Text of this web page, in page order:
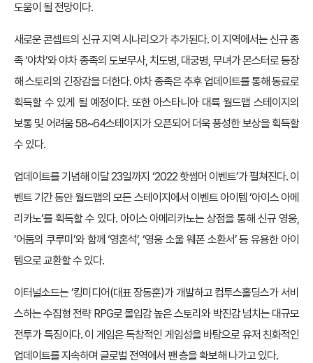
도움이 될 전망이다.
새로운 콘셉트의 신규 지역 시나리오가 추가된다. 이 지역에서는 신규 종
족 ‘야차’와 야차 종족의 도보무사, 치도병, 대궁병, 무녀가 몬스터로 등장
해 스토리의 긴장감을 더한다. 야차 종족은 추후 업데이트를 통해 동료로
획득할 수 있게 될 예정이다. 또한 아스타니아 대륙 월드맵 스테이지의
보통 및 어려움 58~64스테이지가 오픈되어 더욱 풍성한 보상을 획득할
수 있다.
업데이트를 기념해 이달 23일까지 ‘2022 핫썸머 이벤트’가 펼쳐진다. 이
벤트 기간 동안 월드맵의 모든 스테이지에서 이벤트 아이템 ‘아이스 아메
리카노’를 획득할 수 있다. 아이스 아메리카노는 상점을 통해 신규 영웅,
‘어둠의 쿠루미’와 함께 ‘영혼석’, ‘영웅 소울 웨폰 소환서’ 등 유용한 아이
템으로 교환할 수 있다.
이터널소드는 ‘킹미디어(대표 장동훈)가 개발하고 컴투스홀딩스가 서비
스하는 수집형 전략 RPG로 몰입감 높은 스토리와 박진감 넘치는 대규모
전투가 특징이다. 이 게임은 독창적인 게임성을 바탕으로 유저 친화적인
업데이트를 지속하며 글로벌 전역에서 팬 층을 확보해 나가고 있다.